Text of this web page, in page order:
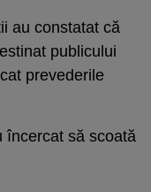
au constatat că
publicului
prevederile
încercat să scoată